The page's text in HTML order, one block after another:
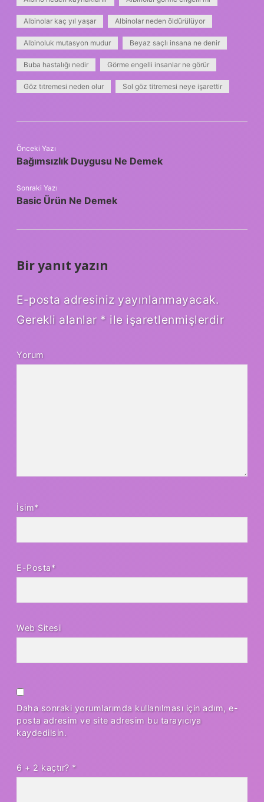
Albinolar kaç yıl yaşar Albinolar neden öldürülüyor
Albinoluk mutasyon mudur Beyaz saçlı insana ne denir
Buba hastalığı nedir Görme engelli insanlar ne görür
Göz tıtremesi neden olur Sol göz titremesi neye işarettir
Önceki Yazı
Bağımsızlık Duygusu Ne Demek
Sonraki Yazı
Basic Ürün Ne Demek
Bir yanıt yazın
E-posta adresiniz yayınlanmayacak.
Gerekli alanlar * ile işaretlenmişlerdir
Yorum
İsim*
E-Posta*
Web Sitesi
Daha sonraki yorumlarımda kullanılması için adım, e-
posta adresim ve site adresim bu tarayıcıya
kaydedilsin.
6 + 2 kaçtır? *